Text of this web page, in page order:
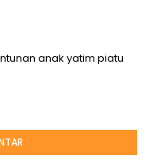
anak yatim piatu